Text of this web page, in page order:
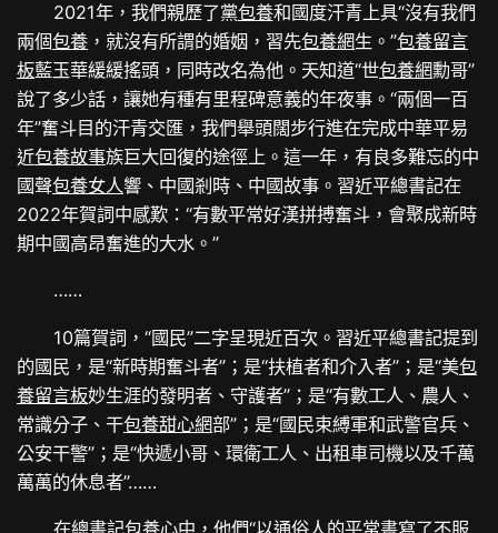
2021年，我們親歷了黨包養和國度汗青上具“沒有我們
兩個包養 ，就沒有所謂的婚姻，習先包養網生。”包養留言
板藍玉華緩緩搖頭，同時改名為他。天知道“世包養網勳哥”
說了多少話，讓她有種有里程碑意義的年夜事。“兩個一百
年”奮斗目的汗青交匯，我們舉頭闊步行進在完成中華平易
近包養故事族巨大回復的途徑上。這一年，有良多難忘的中
國聲包養女人響、中國剎時、中國故事。習近平總書記在
2022年賀詞中感歎：“有數平常好漢拼搏奮斗，會聚成新時
期中國高昂奮進的大水。”
……
10篇賀詞，“國民”二字呈現近百次。習近平總書記提到
的國民，是“新時期奮斗者”；是“扶植者和介入者”；是“美包
養留言板妙生涯的發明者、守護者”；是“有數工人、農人、
常識分子、干包養甜心網部”；是“國民束縛軍和武警官兵、
公安干警”；是“快遞小哥、環衛工人、出租車司機以及千萬
萬萬的休息者”……
在總書記包養心中，他們“以通俗人的平常書寫了不服